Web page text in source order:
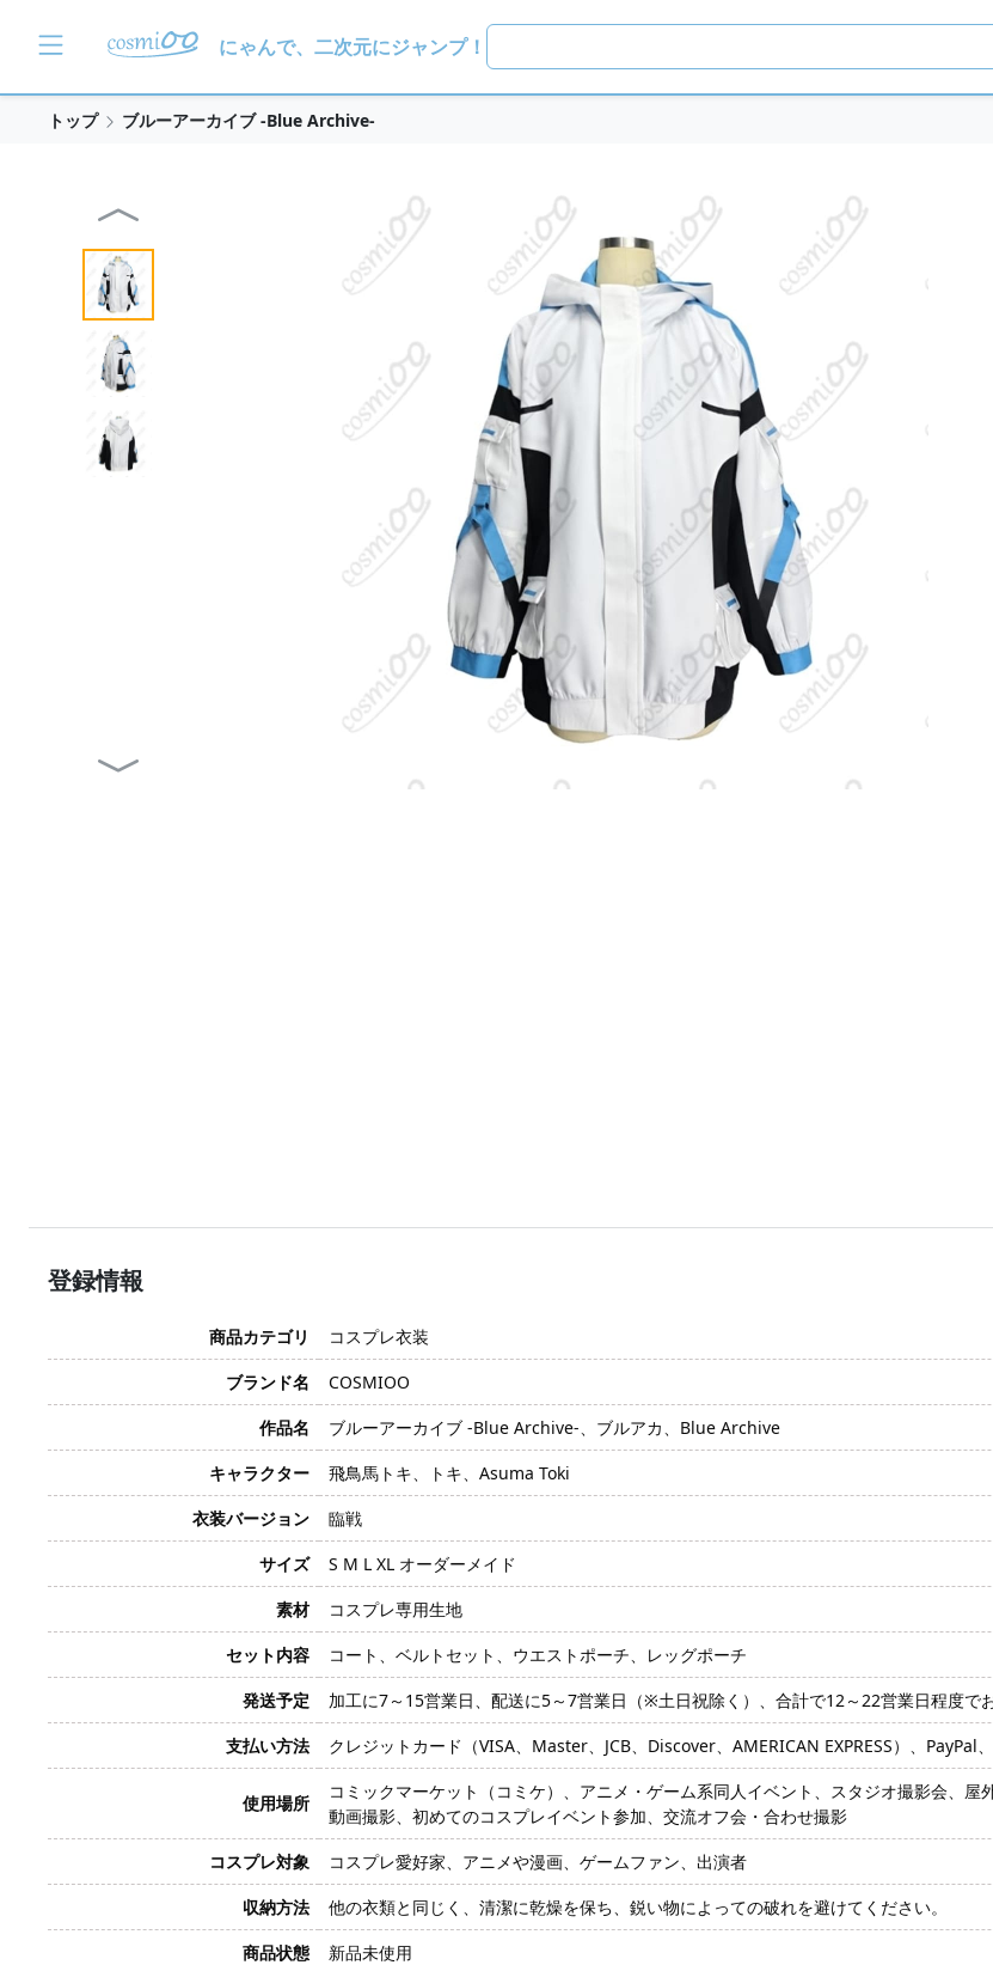
にゃんで、二次元にジャンプ！
トップ ブルーアーカイブ -Blue Archive-
登録情報
商品カテゴリ
コスプレ衣装
ブランド名
COSMIOO
作品名
ブルーアーカイブ -Blue Archive-、ブルアカ、Blue Archive
キャラクター
飛鳥馬トキ、トキ、Asuma Toki
衣装バージョン
臨戦
サイズ
S M L XL オーダーメイド
素材
コスプレ専用生地
セット内容
コート、ベルトセット、ウエストポーチ、レッグポーチ
発送予定
加工に7～15営業日、配送に5～7営業日（※土日祝除く）、合計で12～22営業日程度で
支払い方法
クレジットカード（VISA、Master、JCB、Discover、AMERICAN EXPRESS）、PayPal
使用場所
コミックマーケット（コミケ）、アニメ・ゲーム系同人イベント、スタジオ撮影会、
動画撮影、初めてのコスプレイベント参加、交流オフ会・合わせ撮影
コスプレ対象
コスプレ愛好家、アニメや漫画、ゲームファン、出演者
収納方法
他の衣類と同じく、清潔に乾燥を保ち、鋭い物によっての破れを避けてください。
商品状態
新品未使用